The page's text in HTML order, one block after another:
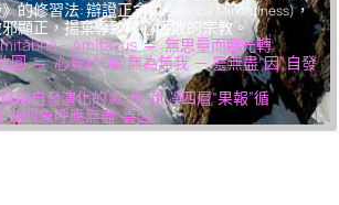
的修習法: 辯證正念(Dialectical Mindfulness)，
顯正，揚棄導致核心腐敗的宗教。
– Amitāyus ＝ 無思量而臨光轉
＝ 心覺於“果”,無為無我 ─ 靈無盡“因”,自發
驗自發演化的氣,光,我,凈四層“果報”循
,逅四象呼應無盡“善因”